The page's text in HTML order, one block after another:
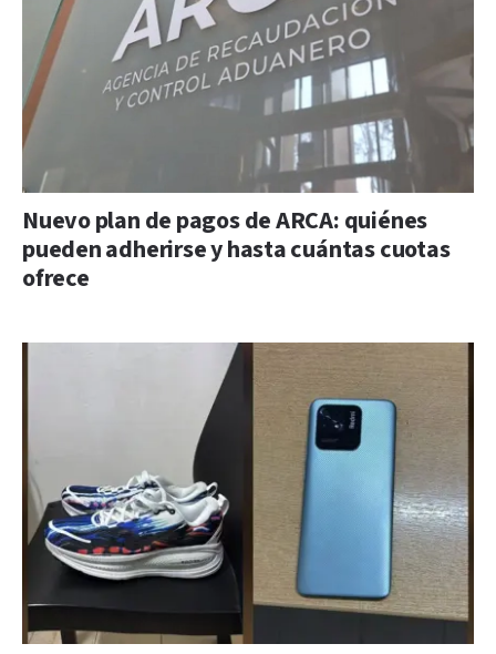
Nuevo plan de pagos de ARCA: quiénes
pueden adherirse y hasta cuántas cuotas
ofrece